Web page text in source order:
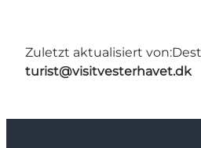
Zuletzt aktualisiert von:
turist@visitvesterhavet.dk